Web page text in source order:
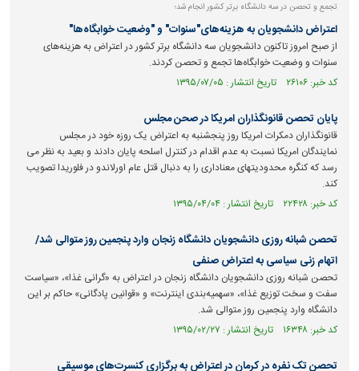
تجمع و تحصن در سه دانشگاه برتر کشور انجام شد؛
اعتراض دانشجویان به هزینه‌های"سنوات" و "وضعیت خوابگاه‌ها"
از صبح امروز تاکنون دانشجویان سه دانشگاه برتر کشور در اعتراض به هزینه‌های
سنوات و وضعیت خوابگاه‌ها تجمع و تحصن کردند.
کد خبر: ۲۶۱۰۶ تاریخ انتشار : ۱۳۹۵/۰۷/۰۵
پایان تحصن قانونگذاران امریکا در صحن مجلس
قانونگذاران دمکرات امریکا روز پنجشنبه به اعتراض یک روزه خود در مجلس
نمایندگان امریکا نسبت به عدم اقدام در کنترل اسلحه پایان دادند و بعید به نظر می
رسد که کنگره محدودیتهای معناداری را به دنبال قتل عام اورلاندو در فلوریدا تصویب
کند.
کد خبر: ۲۲۴۲۸ تاریخ انتشار : ۱۳۹۵/۰۴/۰۴
تحصن شبانه روزی دانشجویان دانشگاه زنجان وارد پنجمین روز متوالی شد/
اتهام زنی سیاسی به اعتراض صنفی
تحصن شبانه روزی دانشجویان دانشگاه زنجان در اعتراض به «گرانی غذا»، «سیاست
سفت و سخت توزیع غذا»، «سهمیه‌بندی اینترنت» و «قوانین پادگانی» حاکم بر این
دانشگاه وارد پنجمین روز متوالی شد.
کد خبر: ۱۶۳۴۸ تاریخ انتشار : ۱۳۹۵/۰۲/۲۷
تحصن تک نفره در کرمان در اعتراض به برگزاری کنسرت‌های موسیقی